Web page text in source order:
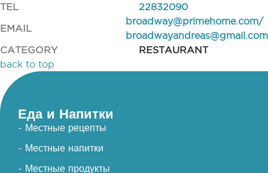
TEL
22832090
EMAIL
broadway@primehome.com/
broadwayandreas@gmail.com
CATEGORY
RESTAURANT
back to top
Еда и Напитки
- Местные рецепты
- Местные напитки
- Местные продукты